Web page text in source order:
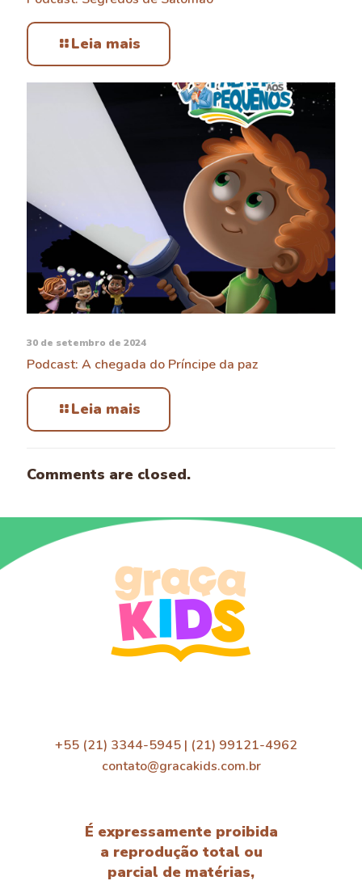
Leia mais
30 de setembro de 2024
Podcast: A chegada do Príncipe da paz
Leia mais
Comments are closed.
+55 (21) 3344-5945 | (21) 99121-4962
contato@gracakids.com.br
É expressamente proibida
a reprodução total ou
parcial de matérias,